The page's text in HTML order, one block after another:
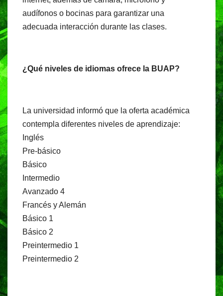
audífonos o bocinas para garantizar una
adecuada interacción durante las clases.
¿Qué niveles de idiomas ofrece la BUAP?
La universidad informó que la oferta académica
contempla diferentes niveles de aprendizaje:
Inglés
Pre-básico
Básico
Intermedio
Avanzado 4
Francés y Alemán
Básico 1
Básico 2
Preintermedio 1
Preintermedio 2